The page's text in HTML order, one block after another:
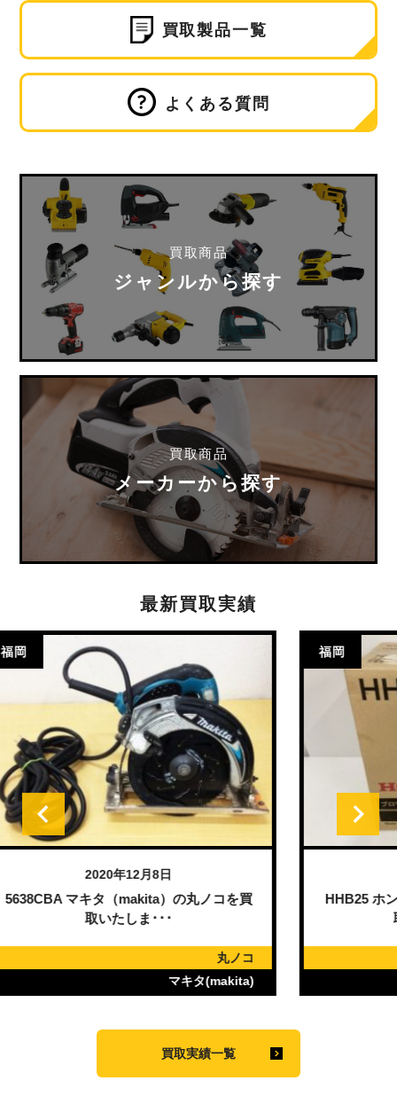
買取製品一覧
よくある質問
買取商品
ジャンルから探す
買取商品
メーカーから探す
最新買取実績
福岡
2020年12月7日
HHB25 ホンダ（HONDA）のブロワを買
取いたしました。
ホンダ(HONDA)
買取実績一覧